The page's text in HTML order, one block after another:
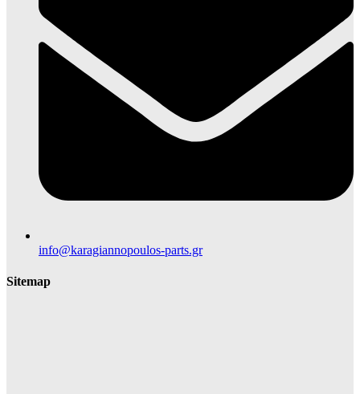
info@karagiannopoulos-parts.gr
Sitemap